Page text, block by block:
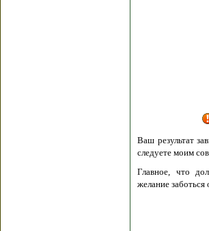
Ваш результат
следуете моим
Главное, что
желание заботься